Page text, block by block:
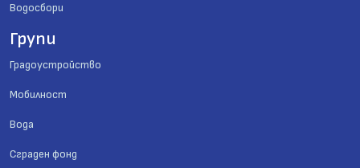
Водосбори
Групи
Градоустройство
Мобилност
Вода
Сграден фонд